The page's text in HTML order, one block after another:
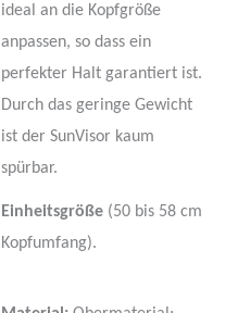
ideal an die Kopfgröße
anpassen, so dass ein
perfekter Halt garantiert ist.
Durch das geringe Gewicht
ist der SunVisor kaum
spürbar.
Einheitsgröße (50 bis 58 cm
Kopfumfang).